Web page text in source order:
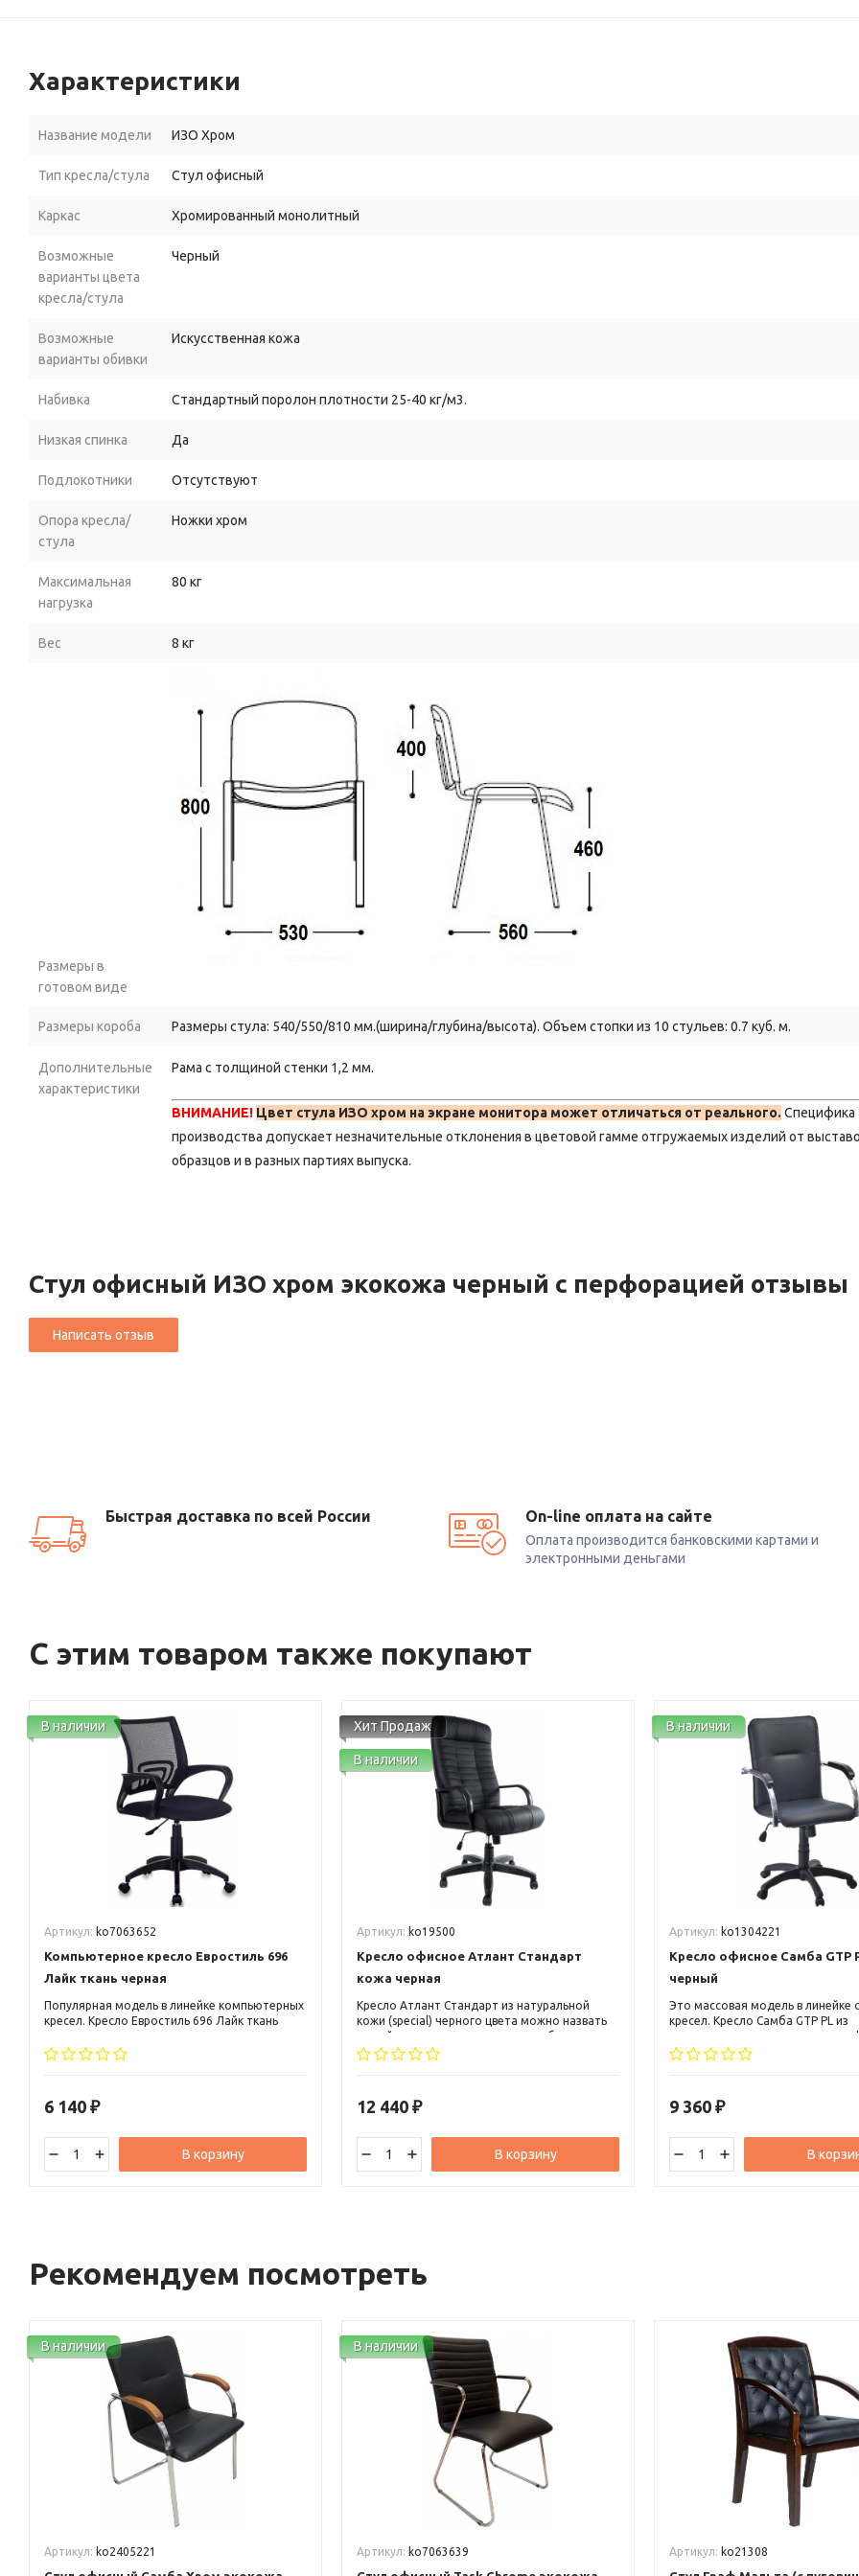
Характеристики
Название модели ИЗО Хром
Тип кресла/стула Стул офисный
Каркас Хромированный монолитный
Возможные
варианты цвета
кресла/стула
Черный
Возможные
варианты обивки
Искусственная кожа
Набивка Стандартный поролон плотности 25-40 кг/м3.
Низкая спинка Да
Подлокотники Отсутствуют
Опора кресла/
стула
Ножки хром
Максимальная
нагрузка
80 кг
Вес 8 кг
Размеры в
готовом виде
Размеры короба Размеры стула: 540/550/810 мм.(ширина/глубина/высота). Объем стопки из 10 стульев: 0.7 куб. м.
Дополнительные
характеристики
Рама с толщиной стенки 1,2 мм.
ВНИМАНИЕ! Цвет стула ИЗО хром на экране монитора может отличаться от реального. Специфика
производства допускает незначительные отклонения в цветовой гамме отгружаемых изделий от
образцов и в разных партиях выпуска.
Стул офисный ИЗО хром экокожа черный с перфорацией отзывы
Быстрая доставка по всей России On-line оплата на сайте
Оплата производится банковскими картами и
электронными деньгами
С этим товаром также покупают
В наличии
Артикул: ko7063652
Компьютерное кресло Евростиль 696
Лайк ткань черная
Популярная модель в линейке компьютерных
кресел. Кресло Евростиль 696 Лайк ткань
несколько лет. Эффектно смотрится в
6 140 ₽
В корзину
Хит Продаж
В наличии
Артикул: ko19500
Кресло офисное Атлант Стандарт
кожа черная
Кресло Атлант Стандарт из натуральной
кожи (special) черного цвета можно назвать
одной из самых передовых разработок в
области дизайна и эргономики
скругленные пластиковые подлокотники.
12 440 ₽
В корзину
В наличии
Артикул: ko1304221
Кресло офисное Самба GTP
черный
Это массовая модель в линейке
кресел. Кресло Самба GTP PL из
кожзаменителя черного цвета
смотрится в современном
устойчивость и прочность.
9 360 ₽
В
Рекомендуем посмотреть
В наличии
Артикул: ko2405221
В наличии
Артикул: ko7063639 Артикул: ko21308